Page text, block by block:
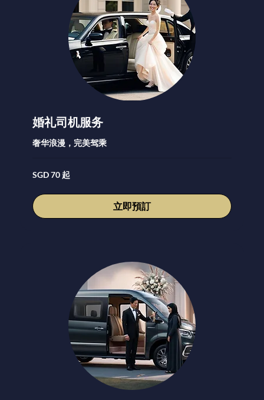
婚礼司机服务
奢华浪漫，完美驾乘
70
新
元
起
SGD 70 起
立即預訂